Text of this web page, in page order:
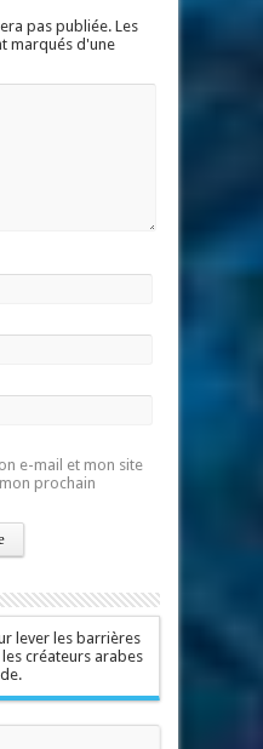
pas publiée. Les
marqués d'une
e-mail et mon site
prochain
lever les barrières
créateurs arabes